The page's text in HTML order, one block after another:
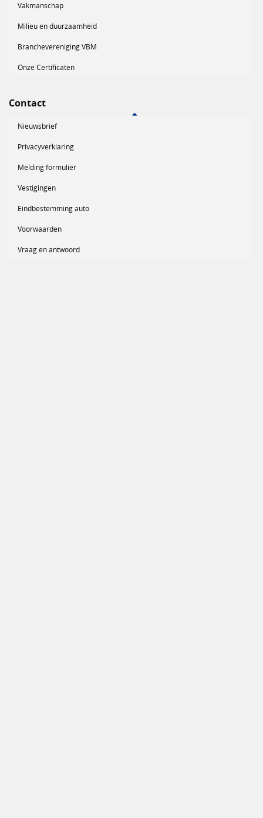
Vakmanschap
Milieu en duurzaamheid
Branchevereniging VBM
Onze Certificaten
Contact
Nieuwsbrief
Privacyverklaring
Melding formulier
Vestigingen
Eindbestemming auto
Voorwaarden
Vraag en antwoord